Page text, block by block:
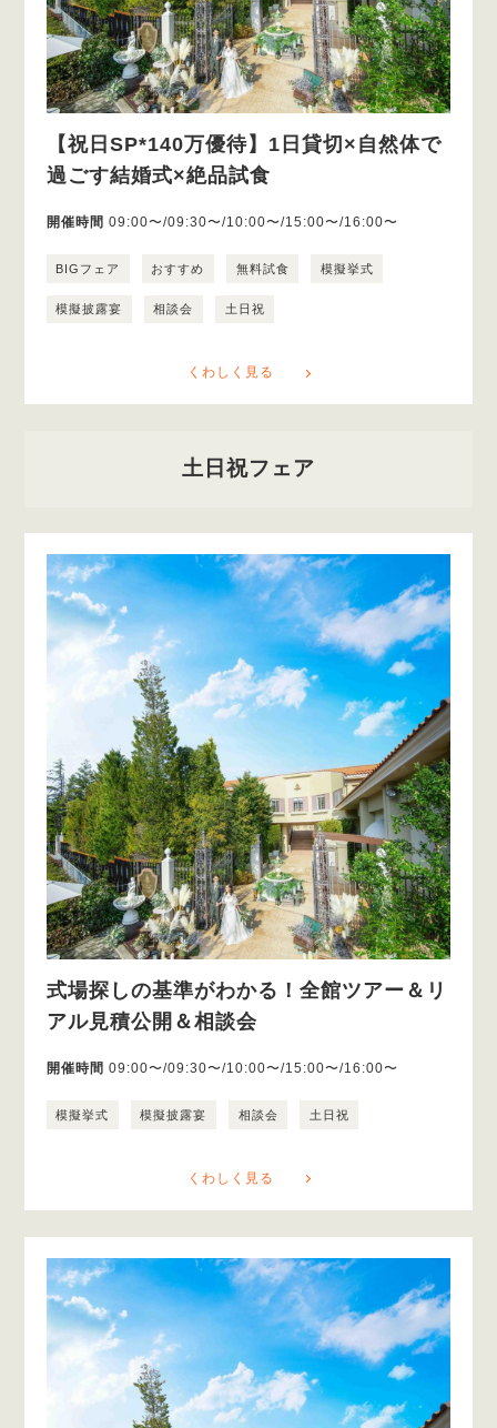
【祝日SP*140万優待】1日貸切×自然体で
過ごす結婚式×絶品試食
開催時間 09:00〜/09:30〜/10:00〜/15:00〜/16:00〜
BIGフェア おすすめ 無料試食 模擬挙式
模擬披露宴 相談会 土日祝
くわしく見る
土日祝フェア
式場探しの基準がわかる！全館ツアー＆リ
アル見積公開＆相談会
開催時間 09:00〜/09:30〜/10:00〜/15:00〜/16:00〜
模擬挙式 模擬披露宴 相談会 土日祝
くわしく見る